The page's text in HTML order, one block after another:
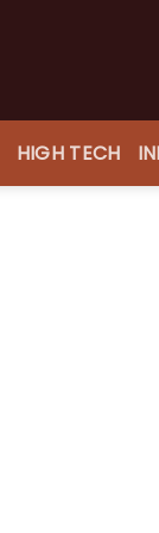
HIGH TECH